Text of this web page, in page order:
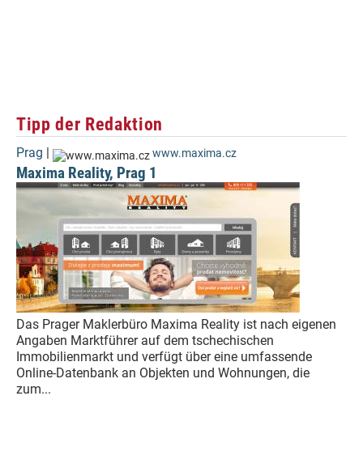
Tipp der Redaktion
Prag | www.maxima.cz
Maxima Reality, Prag 1
Das Prager Maklerbüro Maxima Reality ist nach eigenen
Angaben Marktführer auf dem tschechischen
Immobilienmarkt und verfügt über eine umfassende
Online-Datenbank an Objekten und Wohnungen, die
zum...